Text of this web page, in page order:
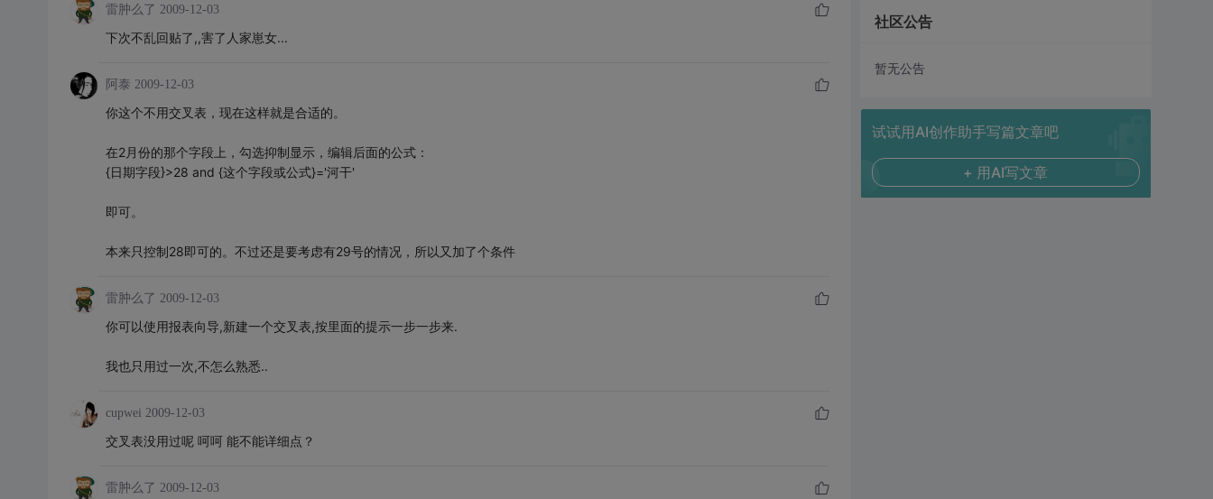
雷肿么了 2009-12-03
下次不乱回贴了,,害了人家崽女...
阿泰 2009-12-03
你这个不用交叉表，现在这样就是合适的。
在2月份的那个字段上，勾选抑制显示，编辑后面的公式：
{日期字段}>28 and {这个字段或公式}='河干'
即可。
本来只控制28即可的。不过还是要考虑有29号的情况，所以又加了个条件
雷肿么了 2009-12-03
你可以使用报表向导,新建一个交叉表,按里面的提示一步一步来.
我也只用过一次,不怎么熟悉..
cupwei 2009-12-03
交叉表没用过呢 呵呵 能不能详细点？
雷肿么了 2009-12-03
社区公告
暂无公告
试试用AI创作助手写篇文章吧
+ 用AI写文章